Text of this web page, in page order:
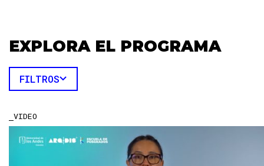
EXPLORA EL PROGRAMA
FILTROS
VIDEO